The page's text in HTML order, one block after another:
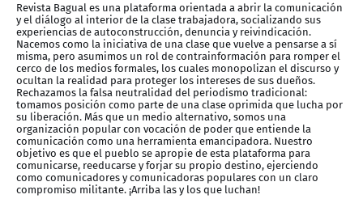
Revista Bagual es una plataforma orientada a abrir la comunicación
y el diálogo al interior de la clase trabajadora, socializando sus
experiencias de autoconstrucción, denuncia y reivindicación.
Nacemos como la iniciativa de una clase que vuelve a pensarse a sí
misma, pero asumimos un rol de contrainformación para romper el
cerco de los medios formales, los cuales monopolizan el discurso y
ocultan la realidad para proteger los intereses de sus dueños.
Rechazamos la falsa neutralidad del periodismo tradicional:
tomamos posición como parte de una clase oprimida que lucha por
su liberación. Más que un medio alternativo, somos una
organización popular con vocación de poder que entiende la
comunicación como una herramienta emancipadora. Nuestro
objetivo es que el pueblo se apropie de esta plataforma para
comunicarse, reeducarse y forjar su propio destino, ejerciendo
como comunicadores y comunicadoras populares con un claro
compromiso militante. ¡Arriba las y los que luchan!